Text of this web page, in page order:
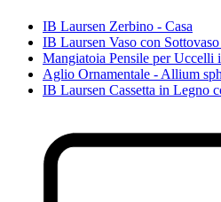
IB Laursen Zerbino - Casa
IB Laursen Vaso con
Mangiatoia Pensile per Uccelli
Aglio Ornamentale - Allium
IB Laursen Cassetta in Legno